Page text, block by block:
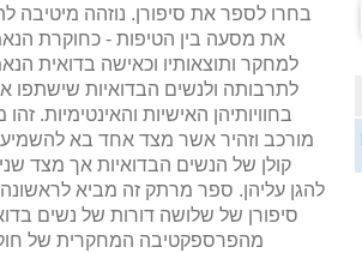
בחרו לספר את סיפורן. נוזהה מיטיבה
את מסעה בין הטיפות - כחוקרת
למחקר ותוצאותיו וכאישה בדואית
לתרבותה ולנשים הבדואיות שישתפו
בחוויותיהן האישיות והאינטימיות.
מורכב וזהיר אשר מצד אחד בא
קולן של הנשים הבדואיות אך מצד
להגן עליהן. ספר מרתק זה מביא
סיפורן של שלושה דורות של נשים
מהפרספקטיבה המחקרית של